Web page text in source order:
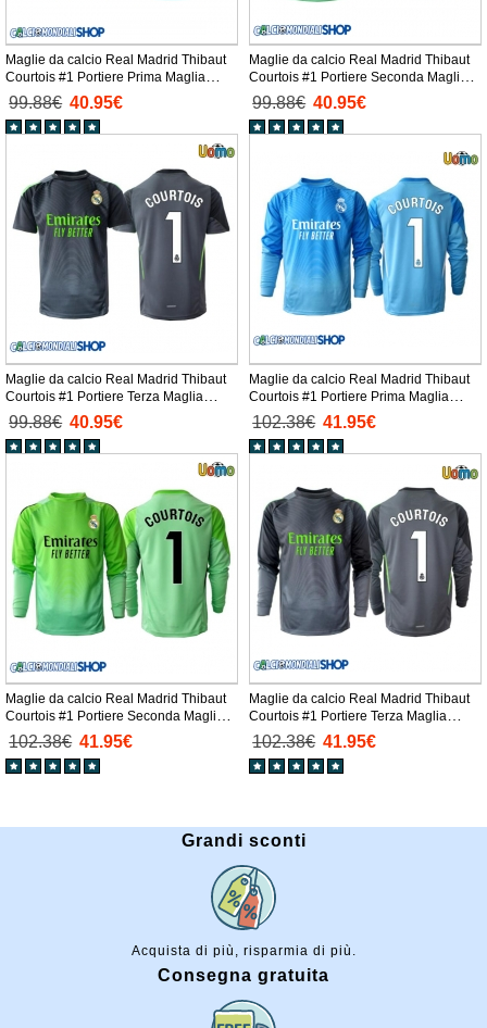
Maglie da calcio Real Madrid Thibaut
Courtois #1 Portiere Prima Maglia
2025-26 Manica Corta
99.88€ 40.95€
Maglie da calcio Real Madrid Thibaut
Courtois #1 Portiere Seconda Maglia
2025-26 Manica Corta
99.88€ 40.95€
Maglie da calcio Real Madrid Thibaut
Courtois #1 Portiere Terza Maglia
2025-26 Manica Corta
99.88€ 40.95€
Maglie da calcio Real Madrid Thibaut
Courtois #1 Portiere Prima Maglia
2025-26 Manica Lunga
102.38€ 41.95€
Maglie da calcio Real Madrid Thibaut
Courtois #1 Portiere Seconda Maglia
2025-26 Manica Lunga
102.38€ 41.95€
Maglie da calcio Real Madrid Thibaut
Courtois #1 Portiere Terza Maglia
2025-26 Manica Lunga
102.38€ 41.95€
Grandi sconti
Acquista di più, risparmia di più.
Consegna gratuita